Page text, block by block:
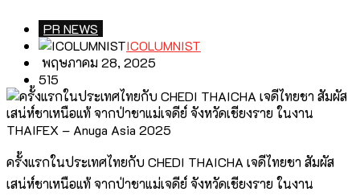
PR NEWS
ICOLUMNIST
พฤษภาคม 28, 2025
515
ครั้งแรกในประเทศไทยกับ CHEDI THAICHA เจดีไทยชา สัมผัส
เสน่ห์ชาเหนือแท้ จากป่าชาแม่เจดีย์ จังหวัดเชียงราย ในงาน